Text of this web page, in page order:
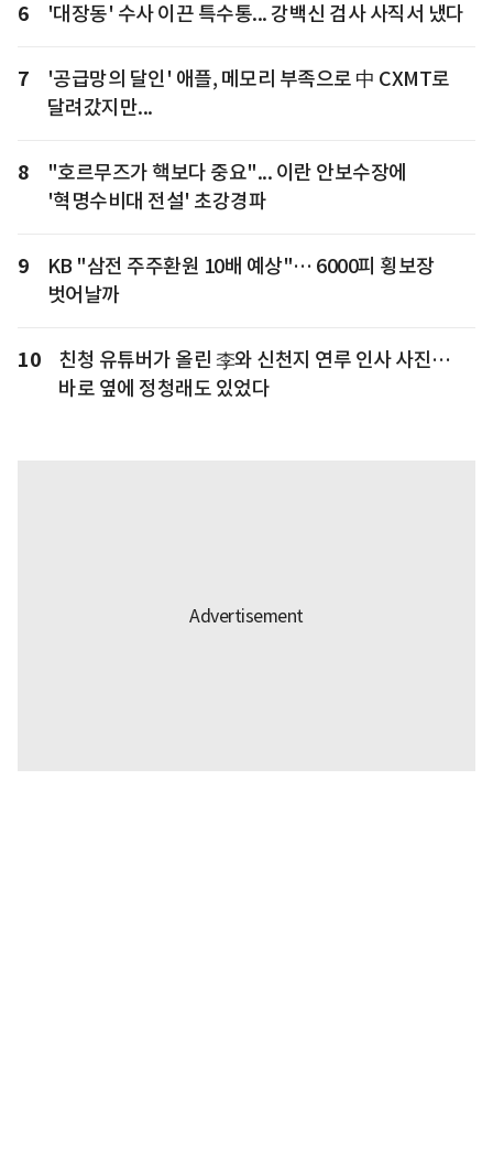
6 '대장동' 수사 이끈 특수통... 강백신 검사 사직서 냈다
7
'공급망의 달인' 애플, 메모리 부족으로 中 CXMT로
달려갔지만...
8
"호르무즈가 핵보다 중요"... 이란 안보수장에
'혁명수비대 전설' 초강경파
9
KB "삼전 주주환원 10배 예상"… 6000피 횡보장
벗어날까
10
친청 유튜버가 올린 李와 신천지 연루 인사 사진…
바로 옆에 정청래도 있었다